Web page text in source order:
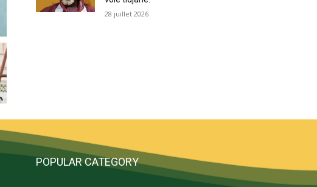
28 juillet 2026
POPULAR CATEGORY